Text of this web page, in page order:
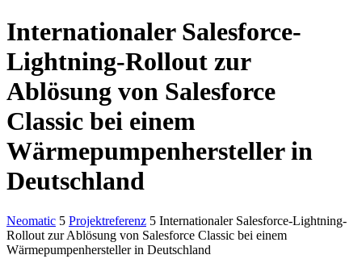
Internationaler Salesforce-
Lightning-Rollout zur
Ablösung von Salesforce
Classic bei einem
Wärmepumpenhersteller in
Deutschland
Neomatic 5 Projektreferenz 5 Internationaler Salesforce-Lightning-
Rollout zur Ablösung von Salesforce Classic bei einem
Wärmepumpenhersteller in Deutschland